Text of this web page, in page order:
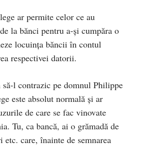
ar permite celor ce au
la bănci pentru a-și cumpăra o
locuința băncii în contul
respectivei datorii.
l contrazic pe domnul Philippe
este absolut normală şi ar
de care se fac vinovate
Tu, ca bancă, ai o grămadă de
etc. care, înainte de semnarea